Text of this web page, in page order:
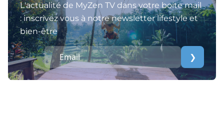
L'actualité de MyZen TV dans votre boite mail
: inscrivez vous à notre newsletter lifestyle et
bien-être
❯